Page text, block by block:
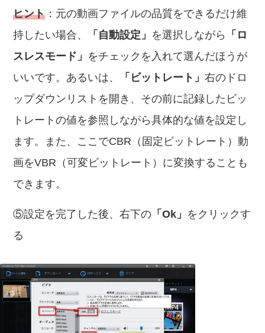
ヒント ：元の動画ファイルの品質をできるだけ維
持したい場合、
「自動設定」 を選択しながら
「ロ
スレスモード」 をチェックを入れて選んだほうが
いいです。あるいは、
「ビットレート」右のドロ
ップダウンリストを開き、その前に記録したビッ
トレートの値を参照しながら具体的な値を設定し
ます。また、ここでCBR（固定ビットレート）動
画をVBR（可変ビットレート）に変換することも
できます。
⑤設定を完了した後、右下の 「Ok」 をクリックす
る